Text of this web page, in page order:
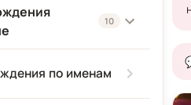
10
по именам